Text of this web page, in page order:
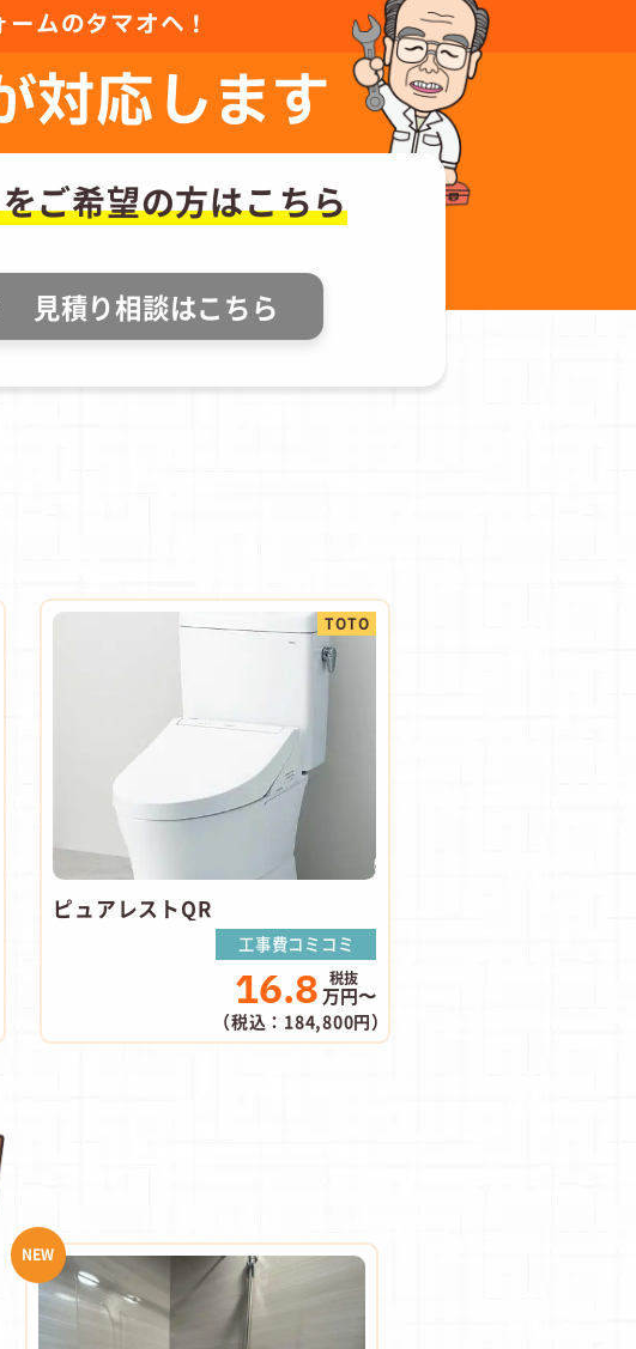
ムのタマオへ！
対応します
ご希望の方はこちら
見積り相談はこちら
TOTO
ピュアレストQR
工事費コミコミ
16.8 万円〜
（税込：184,800円）
NEW